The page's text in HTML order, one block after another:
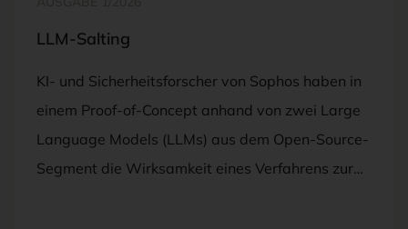
LLM-Salting
KI- und Sicherheitsforscher von Sophos haben in
einem Proof-of-Concept anhand von zwei Large
Language Models (LLMs) aus dem Open-Source-
Segment die Wirksamkeit eines Verfahrens zur…